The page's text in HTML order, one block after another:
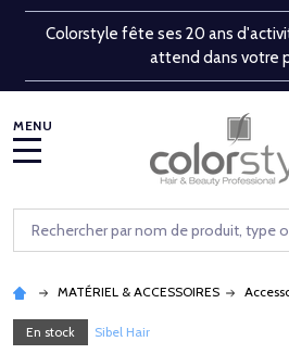
Colorstyle fête ses 20 ans
attend dans votre
Rechercher
MATÉRIEL & ACCESSOIRES
En stock Sibel Hair